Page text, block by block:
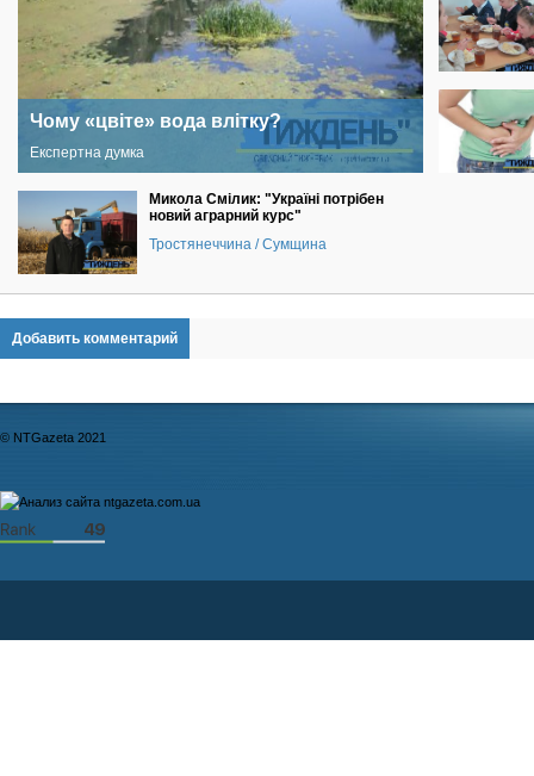
Чому «цвіте» вода влітку?
Експертна думка
Микола Смілик: "Україні потрібен
новий аграрний курс"
Тростянеччина / Сумщина
Добавить комментарий
© NTGazeta 2021